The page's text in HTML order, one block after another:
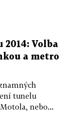
Volba
a metro
tunelu
nebo...